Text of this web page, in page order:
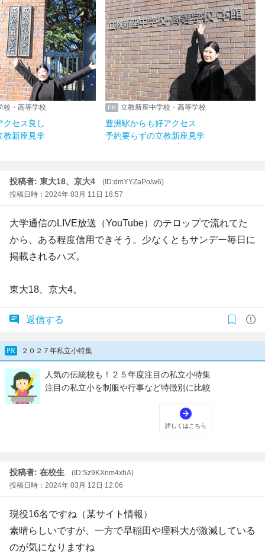
校・高等学校
クセス良し
教新座見学
立教新座中学校・高等学校
豊洲駅からも好アクセス
予約要らずの立教新座見学
投稿者: 東大18、京大4
(ID:dmYYZaPo/w6)
投稿日時：2024年 03月 11日 18:57
大学通信のLIVE放送（YouTube）のテロップで流れてた
から、ある程度信用できそう。少なくともサンデー毎日に
掲載されるハズ。
東大18、京大4。
返信する
投稿者: 在校生
(ID:Sz9KXnm4xhA)
投稿日時：2024年 03月 12日 12:06
現役16名ですね（某サイト情報）
素晴らしいですが、一方で早稲田や理科大が激減している
のが気になりますね